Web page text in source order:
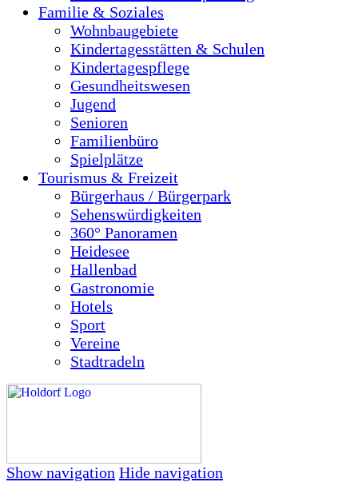
Familie & Soziales
Wohnbaugebiete
Kindertagesstätten & Schulen
Kindertagespflege
Gesundheitswesen
Jugend
Senioren
Familienbüro
Spielplätze
Tourismus & Freizeit
Bürgerhaus / Bürgerpark
Sehenswürdigkeiten
360° Panoramen
Heidesee
Hallenbad
Gastronomie
Hotels
Sport
Vereine
Stadtradeln
Show navigation Hide navigation